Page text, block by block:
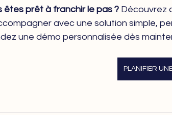
êtes prêt à franchir le pas ? Découvrez
avec une solution simple,
une démo personnalisée dès
PLANIFIER